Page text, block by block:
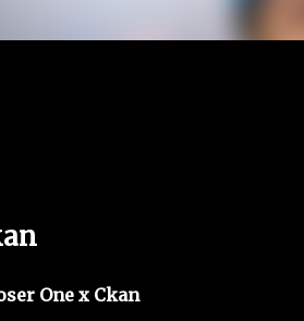
One x Ckan